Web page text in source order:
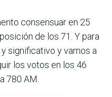
consensuar en 25
de los 71. Y para
significativo y vamos a
los votos en los 46
780 AM.